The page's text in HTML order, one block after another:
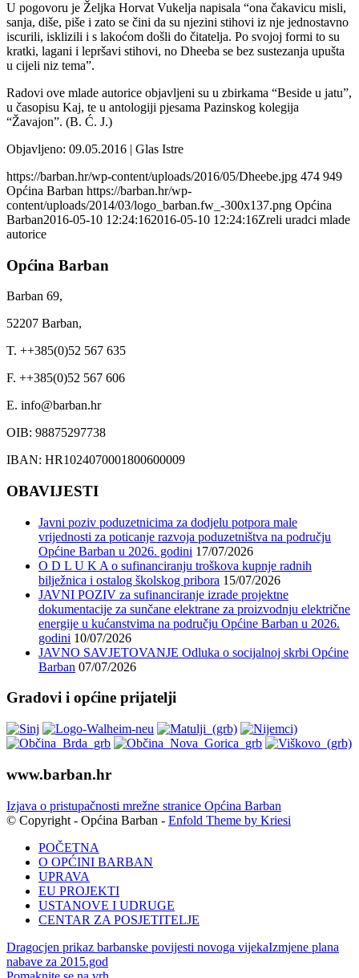
U pogovoru je Željka Horvat Vukelja napisala “ona čakavicu misli,
sanja, diše, piše i zato se čini da su njezini stihovi iz nje jednostavno
iscurili, isklizili i s lakoćom došli do čitatelja. Po svojoj formi to su
kratki, lagani i lepršavi stihovi, no Dheeba se bez sustezanja upušta
u cijeli niz tema”.
Radovi ove mlade autorice objavljeni su u zbirkama “Beside u jatu”,
u časopisu Kaj, te u antologiji pjesama Pazinskog kolegija
“Žavajon”. (B. Ć. J.)
Objavljeno: 09.05.2016 | Glas Istre
https://barban.hr/wp-content/uploads/2016/05/Dheebe.jpg 474 949
Općina Barban https://barban.hr/wp-
content/uploads/2014/03/logo_barban.fw_-300x137.png Općina
Barban2016-05-10 12:24:162016-05-10 12:24:16Zreli uradci mlade
autorice
Općina Barban
Barban 69,
52207 Barban,
T. ++385(0)52 567 635
F. ++385(0)52 567 606
E. info@barban.hr
OIB: 98875297738
IBAN: HR1024070001800600009
OBAVIJESTI
Javni poziv poduzetnicima za dodjelu potpora male
vrijednosti za poticanje razvoja poduzetništva na području
Općine Barban u 2026. godini 17/07/2026
O D L U K A o sufinanciranju troškova kupnje radnih
bilježnica i ostalog školskog pribora 15/07/2026
JAVNI POZIV za sufinanciranje izrade projektne
dokumentacije za sunčane elektrane za proizvodnju električne
energije u kućanstvima na području Općine Barban u 2026.
godini 10/07/2026
JAVNO SAVJETOVANJE Odluka o socijalnoj skrbi Općine
Barban 07/07/2026
Gradovi i općine prijatelji
www.barban.hr
Izjava o pristupačnosti mrežne stranice Općina Barban
© Copyright - Općina Barban - Enfold Theme by Kriesi
POČETNA
O OPĆINI BARBAN
UPRAVA
EU PROJEKTI
USTANOVE I UDRUGE
CENTAR ZA POSJETITELJE
Dragocjen prikaz barbanske povijesti novoga vijekaIzmjene plana
nabave za 2015.god